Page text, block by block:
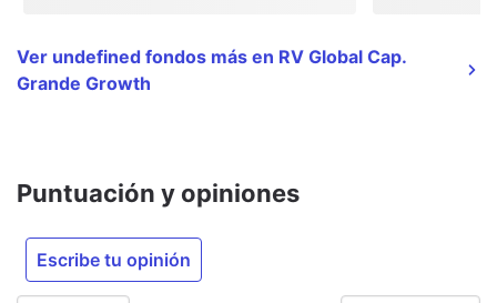
Ver undefined fondos más en RV Global Cap.
Grande Growth
Puntuación y opiniones
Escribe tu opinión